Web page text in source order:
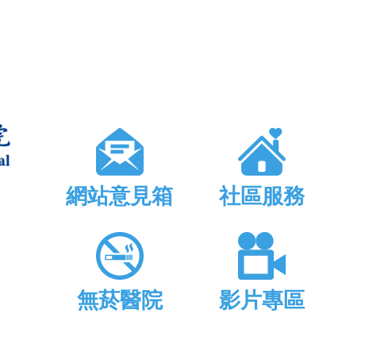
網站意見箱 社區服務
無菸醫院 影片專區